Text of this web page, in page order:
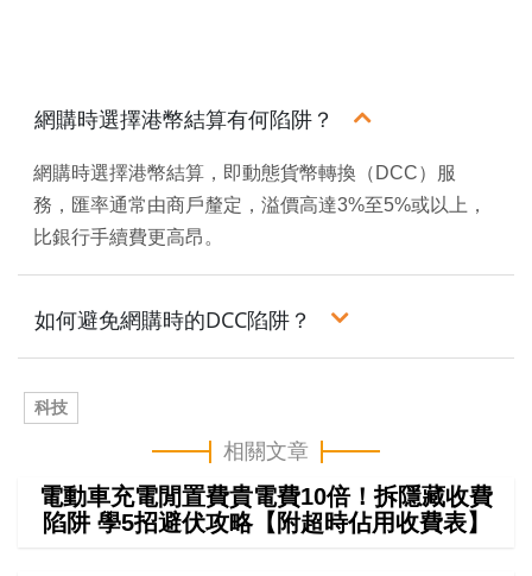
網購時選擇港幣結算有何陷阱？
網購時選擇港幣結算，即動態貨幣轉換（DCC）服
務，匯率通常由商戶釐定，溢價高達3%至5%或以上，
比銀行手續費更高昂。
如何避免網購時的DCC陷阱？
科技
相關文章
電動車充電閒置費貴電費10倍！拆隱藏收費
陷阱 學5招避伏攻略【附超時佔用收費表】